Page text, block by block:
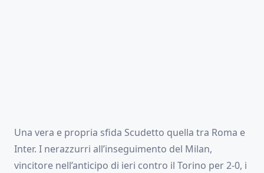
Una vera e propria sfida Scudetto quella tra Roma e
Inter. I nerazzurri all’inseguimento del Milan,
vincitore nell’anticipo di ieri contro il Torino per 2-0, i